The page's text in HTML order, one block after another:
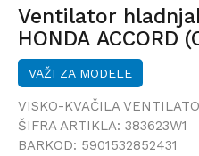
Ventilator
HONDA ACCORD
ACCORD (CU2),
VAŽI ZA MODELE
VISKO-KVAČILA
ŠIFRA ARTIKLA: 383623W1
BARKOD: 5901532852431